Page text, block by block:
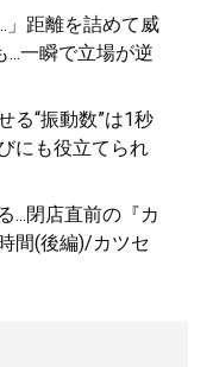
距離を詰めて威
...一瞬で立場が逆
る“振動数”は1秒
にも役立てられ
...閉店直前の『カ
間(後編)/カツセ